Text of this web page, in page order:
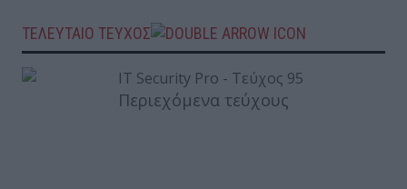
ΤΕΛΕΥΤΑΙΟ ΤΕΥΧΟΣ
Περιεχόμενα τεύχους